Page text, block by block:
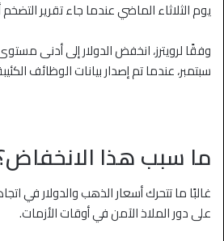
يوم الثلاثاء الماضي عندما جاء تقرير
سبتمبر، عندما تم إصدار بيانات الوظائف
ما سبب هذا
غالبًا ما تتحرك أسعار الذهب والدولار في
على دور الملاذ الآمن في أوقات الأزمات.